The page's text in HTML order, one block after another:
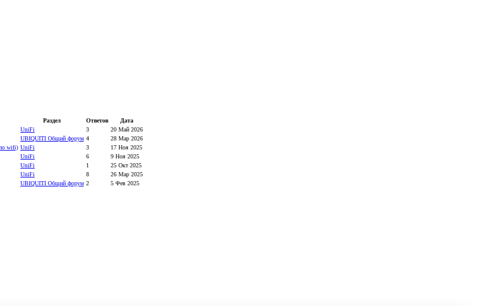
Раздел Ответов
Дата
UniFi 3
20 Май 2026
UBIQUITI Общий форум 4
28 Мар 2026
wifi) UniFi 3
17 Ноя 2025
UniFi 6
9 Ноя 2025
UniFi 1
25 Окт 2025
UniFi 8
26 Мар 2025
UBIQUITI Общий форум 2
5 Фев 2025